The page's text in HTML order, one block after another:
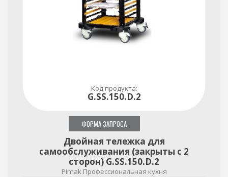
Код продукта:
G.SS.150.D.2
Двойная тележка для
самообслуживания (закрыты с 2
сторон) G.SS.150.D.2
Pimak Профессиональная кухня
ФОРМА ЗАПРОСА